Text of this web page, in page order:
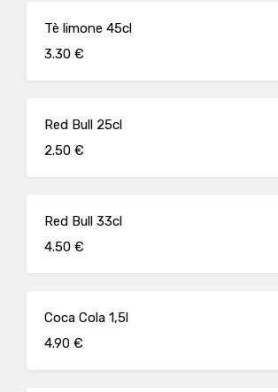
Tè limone 45cl
3.30 €
Red Bull 25cl
2.50 €
Red Bull 33cl
4.50 €
Coca Cola 1,5l
4.90 €